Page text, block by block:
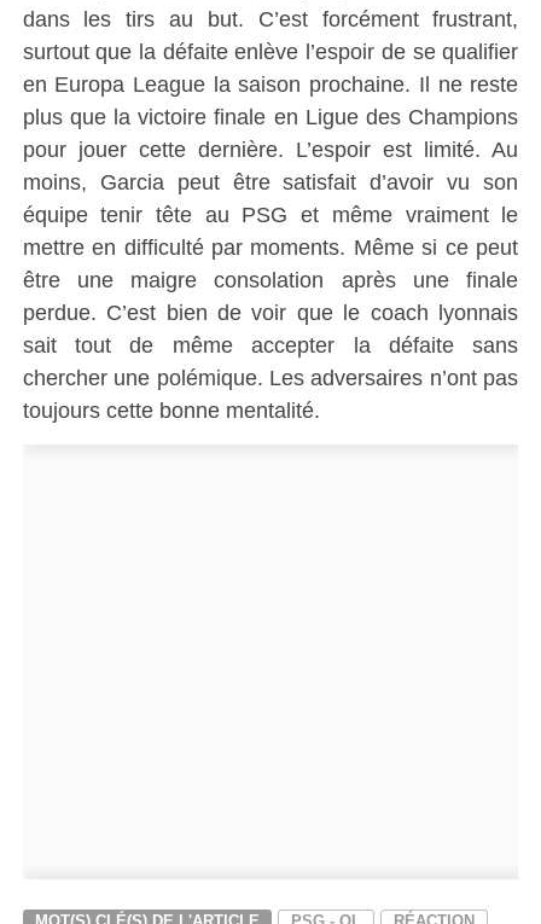
dans les tirs au but. C’est forcément frustrant,
surtout que la défaite enlève l’espoir de se qualifier
en Europa League la saison prochaine. Il ne reste
plus que la victoire finale en Ligue des Champions
pour jouer cette dernière. L’espoir est limité. Au
moins, Garcia peut être satisfait d’avoir vu son
équipe tenir tête au PSG et même vraiment le
mettre en difficulté par moments. Même si ce peut
être une maigre consolation après une finale
perdue. C’est bien de voir que le coach lyonnais
sait tout de même accepter la défaite sans
chercher une polémique. Les adversaires n’ont pas
toujours cette bonne mentalité.